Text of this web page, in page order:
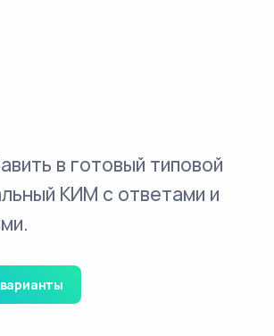
в готовый типовой
КИМ с ответами и